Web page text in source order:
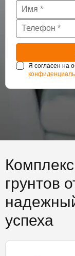
Я согласен на
грунтов
успеха